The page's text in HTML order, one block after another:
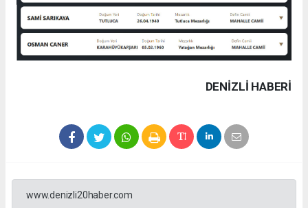
DENIZLI HABERİ
www.denizli20haber.com